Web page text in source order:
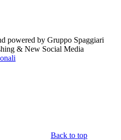
powered by Gruppo Spaggiari
& New Social Media
Back to top